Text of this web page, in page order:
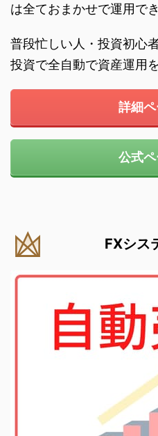
は全ておまかせで運用でき
普段忙しい人・投資初心
投資で全自動で資産運用
詳細
公式
FXシス